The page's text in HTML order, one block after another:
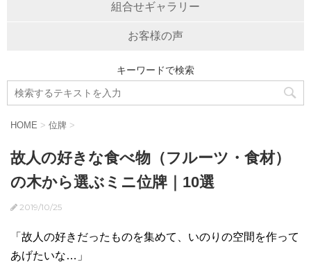
組合せギャラリー
お客様の声
キーワードで検索
HOME > 位牌 >
故人の好きな食べ物（フルーツ・食材）
の木から選ぶミニ位牌｜10選
2019/10/25
「故人の好きだったものを集めて、いのりの空間を作って
あげたいな…」